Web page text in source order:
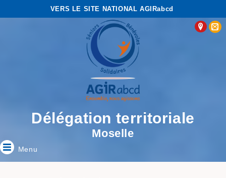
VERS LE SITE NATIONAL AGIRabcd
Délégation territoriale
Moselle
Menu